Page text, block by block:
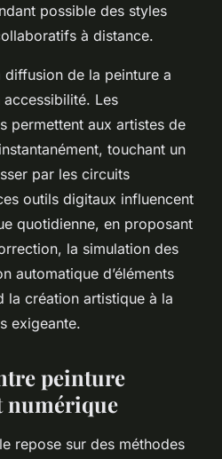
possible des styles
à distance.
de la peinture a
Les
permettent aux artistes de
touchant un
par les circuits
outils digitaux influencent
quotidienne, en proposant
la simulation des
automatique d’éléments
la création artistique à la
exigeante.
peinture
numérique
repose sur des méthodes